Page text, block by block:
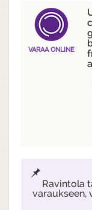
VARAA ONLINE
Ravintola
varaukseen,